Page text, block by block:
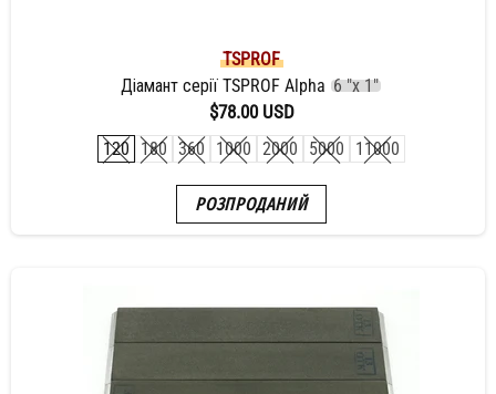
TSPROF
Діамант серії TSPROF Alpha 6 "x 1"
$78.00 USD
120 180 360 1000 2000 5000 11000
РОЗПРОДАНИЙ